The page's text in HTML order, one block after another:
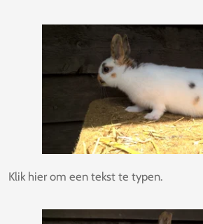
Klik hier om een tekst te typen.